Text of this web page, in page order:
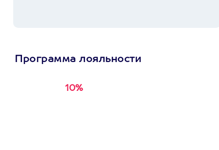
Программа лояльности
10%